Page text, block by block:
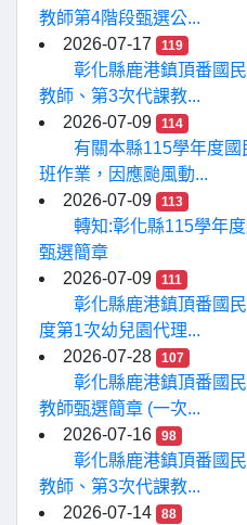
教師第4階段甄選公...
2026-07-17
119
彰化縣鹿港鎮頂番國
教師、第3次代課教...
2026-07-09
114
有關本縣115學年度
班作業，因應颱風動...
2026-07-09
113
轉知:彰化縣115學年
甄選簡章
2026-07-09
111
彰化縣鹿港鎮頂番國
度第1次幼兒園代理...
2026-07-28
107
彰化縣鹿港鎮頂番國
教師甄選簡章 (一次...
2026-07-16
98
彰化縣鹿港鎮頂番國
教師、第3次代課教...
2026-07-14
88